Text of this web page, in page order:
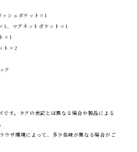
ッシュポケット×1
、マグネットポケット×1
×1
ト×2
ク
です。タグの表記とは異なる場合や製品による
ウザ環境によって、多少色味が異なる場合がご